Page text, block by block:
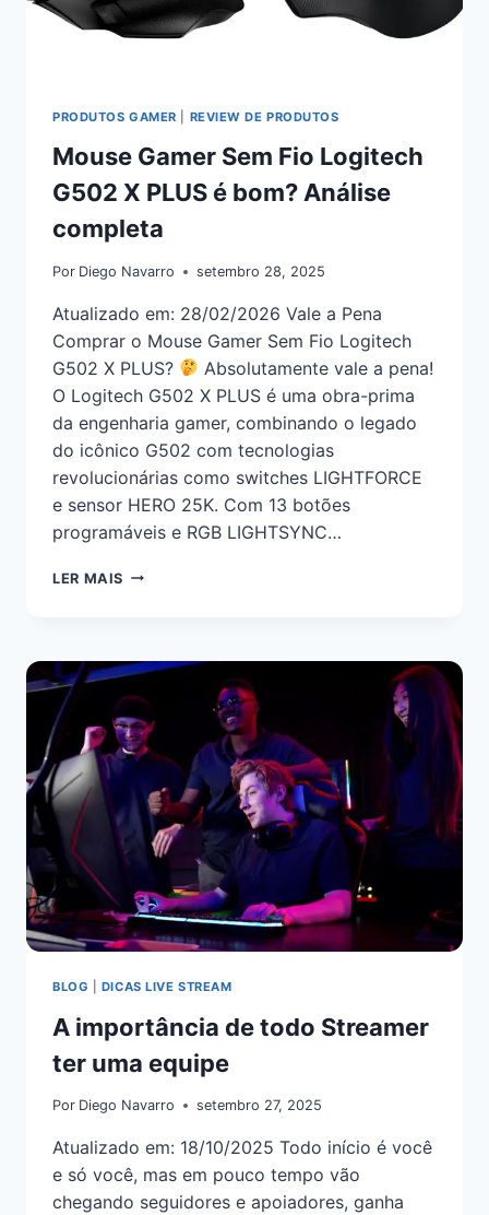
PRODUTOS GAMER REVIEW DE PRODUTOS
Mouse Gamer Sem Fio Logitech
G502 X PLUS é bom? Análise
completa
Por Diego Navarro setembro 28, 2025
Atualizado em: 28/02/2026 Vale a Pena
Comprar o Mouse Gamer Sem Fio Logitech
G502 X PLUS?
Absolutamente vale a pena!
O Logitech G502 X PLUS é uma obra-prima
da engenharia gamer, combinando o legado
do icônico G502 com tecnologias
revolucionárias como switches LIGHTFORCE
e sensor HERO 25K. Com 13 botões
programáveis e RGB LIGHTSYNC…
LER MAIS
BLOG DICAS LIVE STREAM
A importância de todo Streamer
ter uma equipe
Por Diego Navarro setembro 27, 2025
Atualizado em: 18/10/2025 Todo início é você
e só você, mas em pouco tempo vão
chegando seguidores e apoiadores, ganha